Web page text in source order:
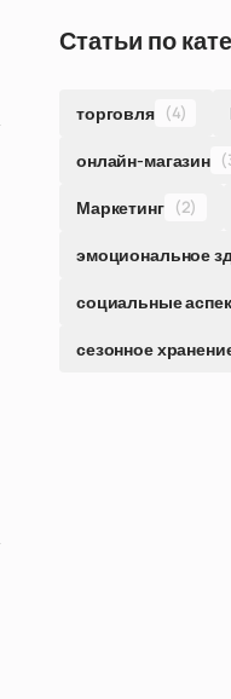
Статьи по
торговля (4)
онлайн-магазин
Маркетинг (2)
эмоциональное
социальные
сезонное